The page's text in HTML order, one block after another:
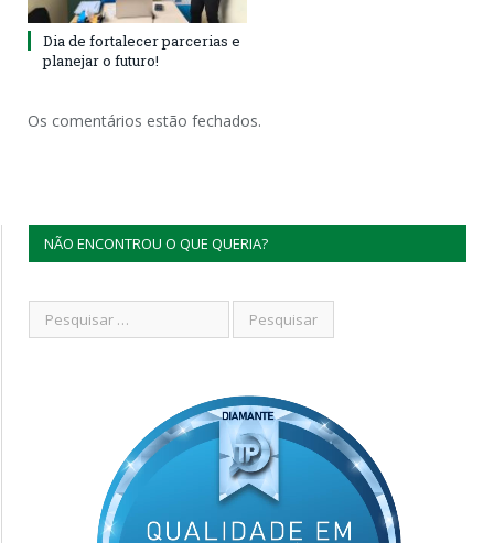
Dia de fortalecer parcerias e
planejar o futuro!
Os comentários estão fechados.
NÃO ENCONTROU O QUE QUERIA?